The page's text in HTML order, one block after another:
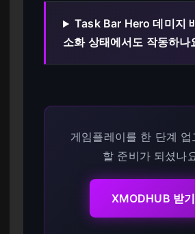
Task Bar Hero 데미지
소화 상태에서도 작동하나
게임플레이를 한 단계 업
할 준비가 되셨나
XMODHUB 받기